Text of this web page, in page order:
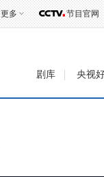
更多 节目官网
剧库 央视